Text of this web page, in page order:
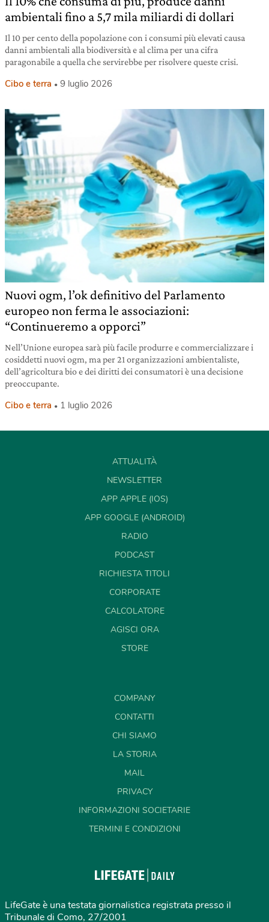
ambientali fino a 5,7 mila miliardi di dollari
Il 10 per cento della popolazione con i consumi più elevati causa
danni ambientali alla biodiversità e al clima per una cifra
paragonabile a quella che servirebbe per risolvere queste crisi.
Cibo e terra 9 luglio 2026
Nuovi ogm, l’ok definitivo del Parlamento
europeo non ferma le associazioni:
“Continueremo a opporci”
Nell’Unione europea sarà più facile produrre e commercializzare i
cosiddetti nuovi ogm, ma per 21 organizzazioni ambientaliste,
dell’agricoltura bio e dei diritti dei consumatori è una decisione
preoccupante.
Cibo e terra 1 luglio 2026
ATTUALITÀ
NEWSLETTER
APP APPLE (IOS)
APP GOOGLE (ANDROID)
RADIO
PODCAST
RICHIESTA TITOLI
CORPORATE
CALCOLATORE
AGISCI ORA
STORE
COMPANY
CONTATTI
CHI SIAMO
LA STORIA
MAIL
PRIVACY
INFORMAZIONI SOCIETARIE
TERMINI E CONDIZIONI
LifeGate è una testata giornalistica registrata presso il
Tribunale di Como, 27/2001